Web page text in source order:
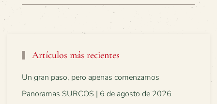
Artículos más recientes
Un gran paso, pero apenas comenzamos
Panoramas SURCOS | 6 de agosto de 2026